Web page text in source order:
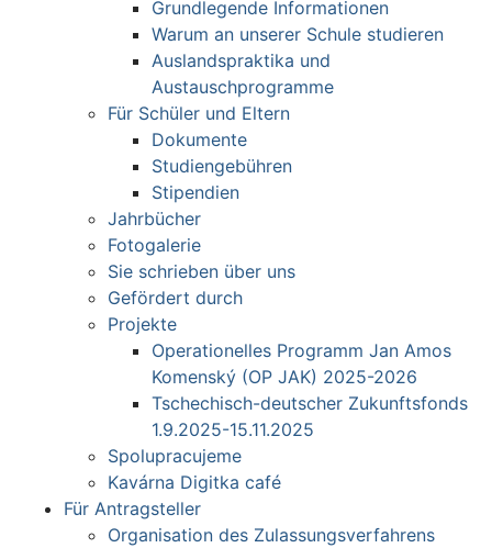
Grundlegende Informationen
Warum an unserer Schule studieren
Auslandspraktika und
Austauschprogramme
Für Schüler und Eltern
Dokumente
Studiengebühren
Stipendien
Jahrbücher
Fotogalerie
Sie schrieben über uns
Gefördert durch
Projekte
Operationelles Programm Jan Amos
Komenský (OP JAK) 2025-2026
Tschechisch-deutscher Zukunftsfonds
1.9.2025-15.11.2025
Spolupracujeme
Kavárna Digitka café
Für Antragsteller
Organisation des Zulassungsverfahrens